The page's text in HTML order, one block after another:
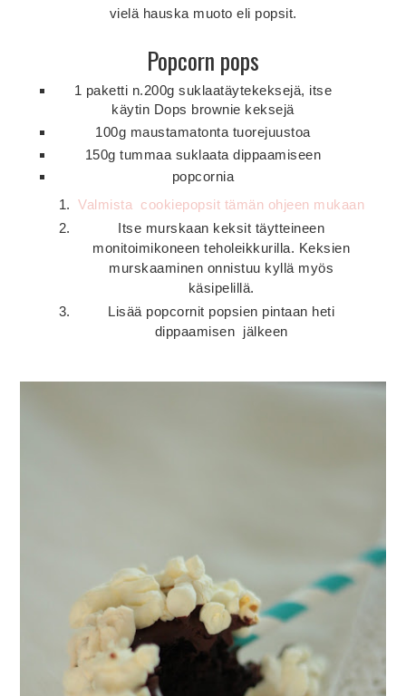
vielä hauska muoto eli popsit.
Popcorn pops
1 paketti n.200g suklaatäytekeksejä, itse
käytin Dops brownie keksejä
100g maustamatonta tuorejuustoa
150g tummaa suklaata dippaamiseen
popcornia
Valmista cookiepopsit tämän ohjeen mukaan
Itse murskaan keksit täytteineen
monitoimikoneen teholeikkurilla. Keksien
murskaaminen onnistuu kyllä myös
käsipelillä.
Lisää popcornit popsien pintaan heti
dippaamisen jälkeen